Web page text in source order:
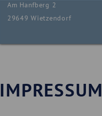
Am Hanfberg 2
29649 Wietzendorf
IMPRESSUM